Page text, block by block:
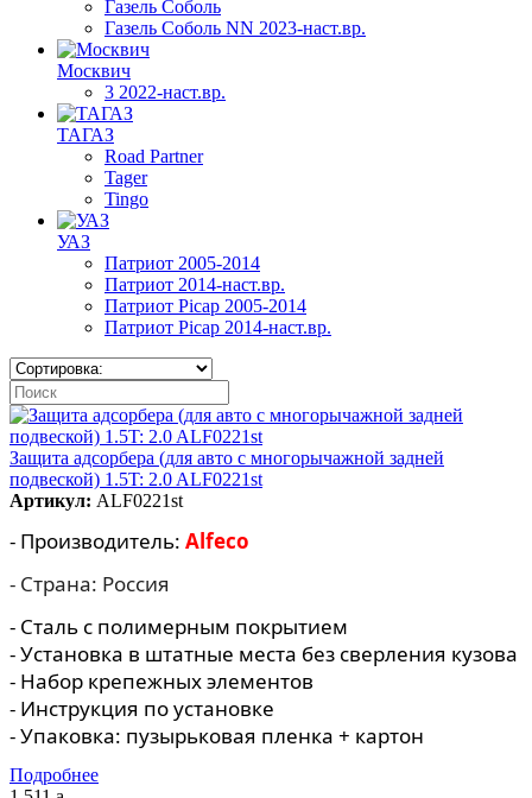
Газель Соболь
Газель Соболь NN 2023-наст.вр.
Москвич
3 2022-наст.вр.
ТАГАЗ
Road Partner
Tager
Tingo
УАЗ
Патриот 2005-2014
Патриот 2014-наст.вр.
Патриот Picap 2005-2014
Патриот Picap 2014-наст.вр.
Защита адсорбера (для авто с многорычажной задней
подвеской) 1.5T: 2.0 ALF0221st
Артикул: ALF0221st
- Производитель: Alfeco
- Страна: Россия
- Сталь с полимерным покрытием
- Установка в штатные места без сверления кузова
- Набор крепежных элементов
- Инструкция по установке
- Упаковка: пузырьковая пленка + картон
Подробнее